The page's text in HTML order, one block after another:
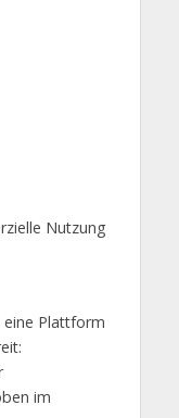
Nutzung
eine Plattform
im